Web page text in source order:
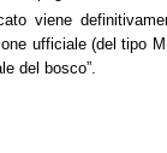
viene
ufficiale (del tipo
del bosco”.